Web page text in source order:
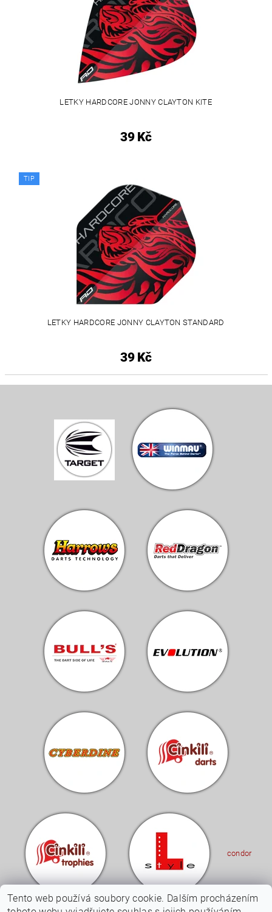
LETKY HARDCORE JONNY CLAYTON KITE
39 Kč
TIP
LETKY HARDCORE JONNY CLAYTON STANDARD
39 Kč
condor
Tento web používá soubory cookie. Dalším procházením